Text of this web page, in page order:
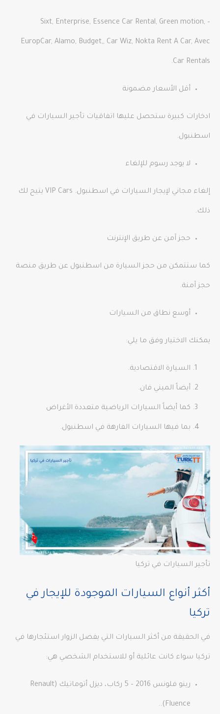
– Sixt, Enterprise, Essence Car Rental, Green motion,
EuropCar, Alamo, Budget,, Car Wiz, Nokta Rent A Car, Avec
Car Rentals.
أقل الأسعار مضمونة
ادخارات كبيرة ستحصل عليها اتفاقيات تأجير السيارات في
اسطنبول.
لا يوجد رسوم للإلغاء
إلغاء مجاني لإيجار السيارات في اسطنبول. VIP Cars يتيح لك
ذلك.
حجز آمن عن طريق الإنترنت
كما ستتمكن من حجز السيارة من اسطنبول عن طريق منصة
حجز آمنة.
أوسع نطاق من السيارات
يمكنك الاختيار وفق ما يلي:
السيارة الاقتصادية.
أيضاً الميني فان.
كما أيضاً السيارات الرياضية متعددة الأغراض
بما فيها السيارات الفارهة في اسطنبول.
تأجير السيارات في تركيا
أكثر أنواع السيارات الموجودة للإيجار في
تركيا
في الحقيقة من أكثر السيارات التي يفضل الزوار استئجارها في
تركيا سواء كانت عائلية أو للاستخدام الشخصي هي:
رينو فلونس 2016 – 5 ركاب، ديزل أتوماتيك (Renault
Fluence)..